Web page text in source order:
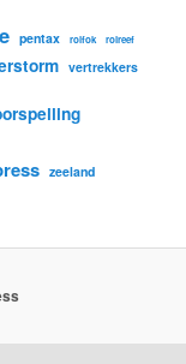
pentax rolfok rolreef
vertrekkers
zeeland